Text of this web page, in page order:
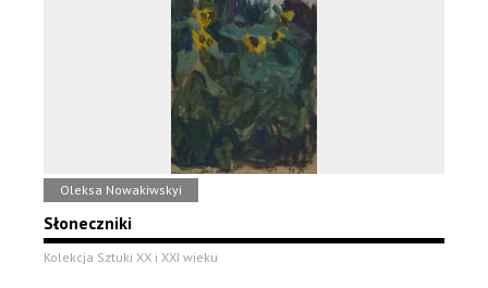
Oleksa Nowakiwskyi
Słoneczniki
Kolekcja Sztuki XX i XXI wieku